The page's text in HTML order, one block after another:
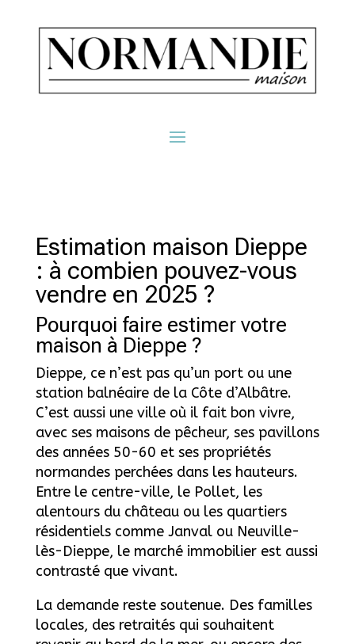
Estimation maison Dieppe
: à combien pouvez-vous
vendre en 2025 ?
Pourquoi faire estimer votre
maison à Dieppe ?
Dieppe, ce n’est pas qu’un port ou une
station balnéaire de la Côte d’Albâtre.
C’est aussi une ville où il fait bon vivre,
avec ses maisons de pêcheur, ses pavillons
des années 50-60 et ses propriétés
normandes perchées dans les hauteurs.
Entre le centre-ville, le Pollet, les
alentours du château ou les quartiers
résidentiels comme Janval ou Neuville-
lès-Dieppe, le marché immobilier est aussi
contrasté que vivant.
La demande reste soutenue. Des familles
locales, des retraités qui souhaitent